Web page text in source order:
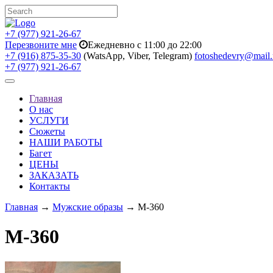
+7 (977) 921-26-67
Перезвоните мне
Ежедневно с 11:00 до 22:00
+7 (916) 875-35-30 (WatsApp, Viber, Telegram)
+7 (977) 921-26-67
Toggle
navigationГлавная
О нас
УСЛУГИ
Сюжеты
НАШИ РАБОТЫ
Багет
ЦЕНЫ
ЗАКАЗАТЬ
Контакты
Главная → Мужские образы → M-360
M-360